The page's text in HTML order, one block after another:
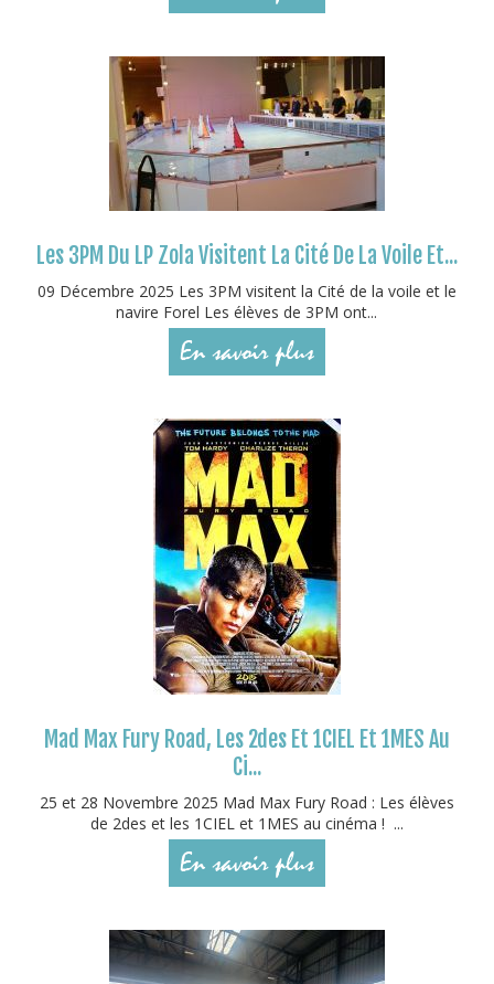
Les 3PM Du LP Zola Visitent La Cité De La Voile Et...
09 Décembre 2025 Les 3PM visitent la Cité de la voile et le
navire Forel Les élèves de 3PM ont...
En savoir plus
Mad Max Fury Road, Les 2des Et 1CIEL Et 1MES Au
Ci...
25 et 28 Novembre 2025 Mad Max Fury Road : Les élèves
de 2des et les 1CIEL et 1MES au cinéma ! ...
En savoir plus